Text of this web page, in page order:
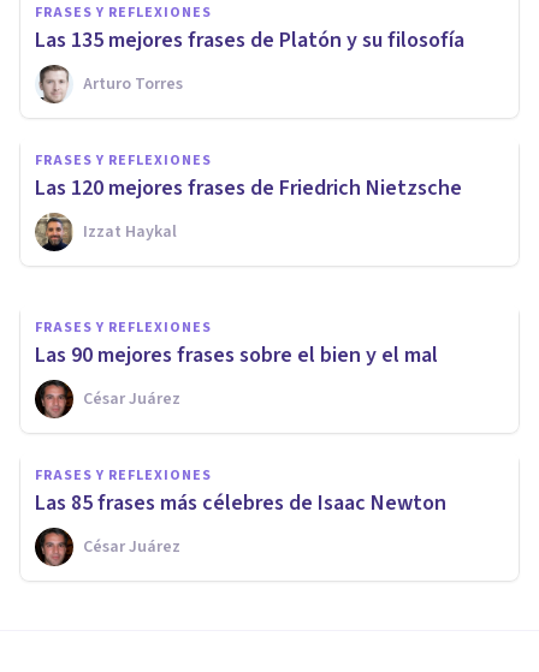
FRASES Y REFLEXIONES
Las 135 mejores frases de Platón y su filosofía
Arturo Torres
FRASES Y REFLEXIONES
Las 120 mejores frases de Friedrich Nietzsche
Izzat Haykal
FRASES Y REFLEXIONES
Las 70 mejores frases de
Santiago Ramón y Cajal
César Juárez
FRASES Y REFLEXIONES
Las 90 mejores frases sobre el bien y el mal
César Juárez
FRASES Y REFLEXIONES
Las 85 frases más célebres de Isaac Newton
César Juárez